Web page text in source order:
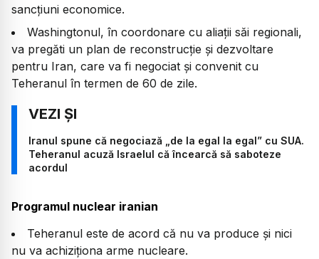
sancțiuni economice.
Washingtonul, în coordonare cu aliații săi regionali,
va pregăti un plan de reconstrucție și dezvoltare
pentru Iran, care va fi negociat și convenit cu
Teheranul în termen de 60 de zile.
Iranul spune că negociază „de la egal la egal” cu SUA.
Teheranul acuză Israelul că încearcă să saboteze
acordul
Programul nuclear iranian
Teheranul este de acord că nu va produce și nici
nu va achiziționa arme nucleare.